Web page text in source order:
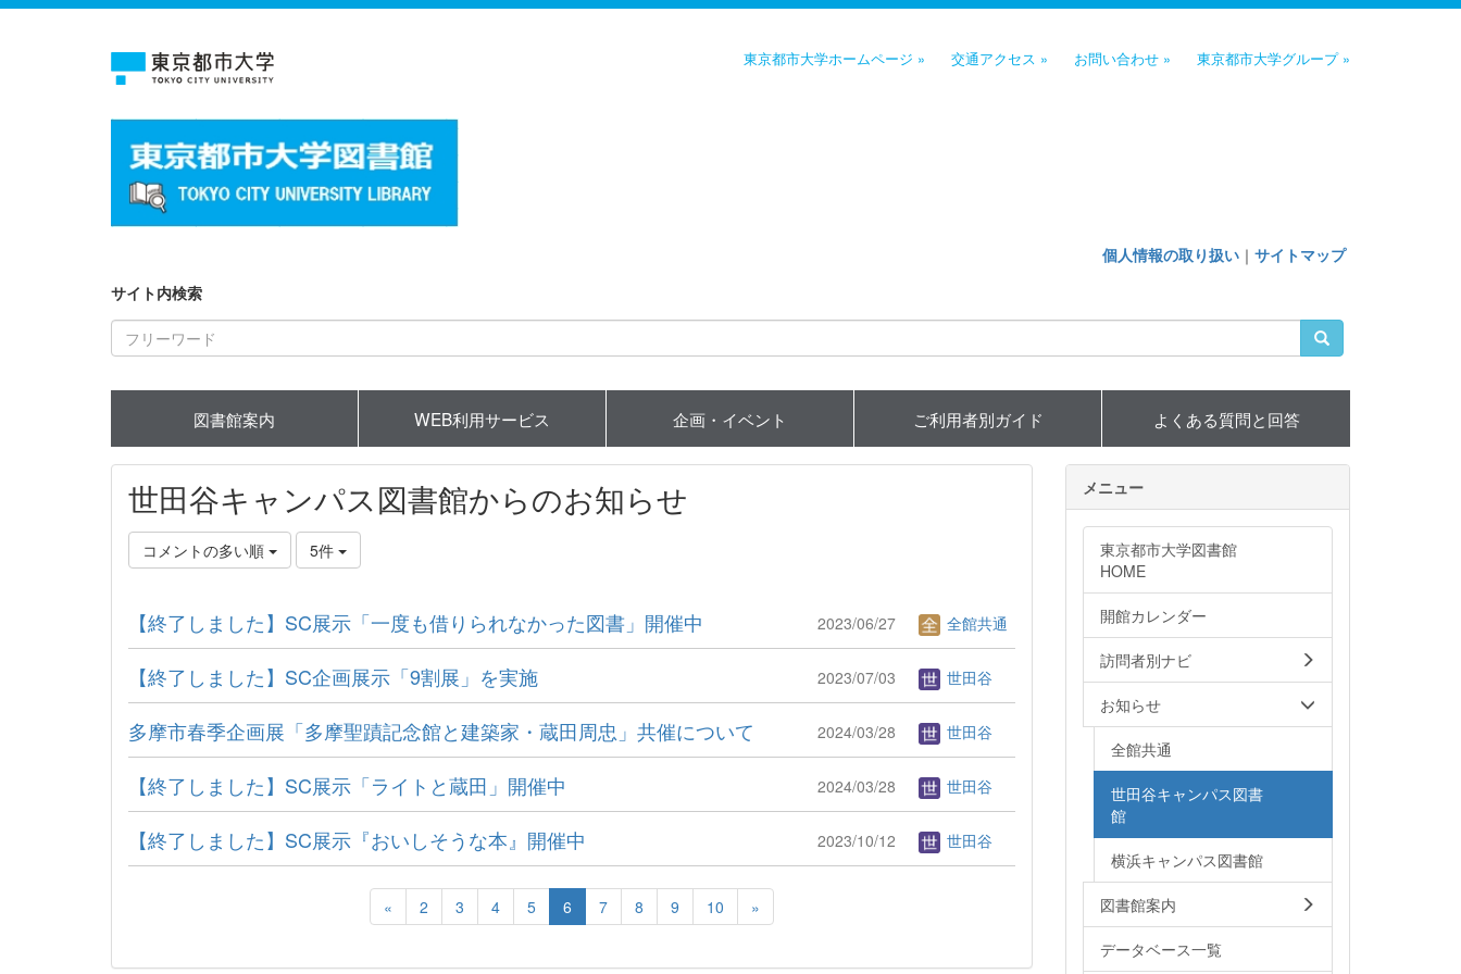
東京都市大学ホームページ » 交通アクセス » お問い合わせ » 東京都市大学グループ »
個人情報の取り扱い ｜ サイトマップ
サイト内検索
図書館案内 WEB利用サービス 企画・イベント ご利用者別ガイド よくある質問と回答
世田谷キャンパス図書館からのお知らせ
コメントの多い順 5件
【終了しました】SC展示「一度も借りられなかった図書」開催中 2023/06/27 全館共通
【終了しました】SC企画展示「9割展」を実施 2023/07/03 世田谷
多摩市春季企画展「多摩聖蹟記念館と建築家・蔵田周忠」共催について 2024/03/28 世田谷
【終了しました】SC展示「ライトと蔵田」開催中 2024/03/28 世田谷
【終了しました】SC展示『おいしそうな本』開催中 2023/10/12 世田谷
« 2 3 4 5 6 7 8 9 10 »
メニュー
東京都市大学図書館
HOME
開館カレンダー
訪問者別ナビ
お知らせ
全館共通
世田谷キャンパス図書
館
横浜キャンパス図書館
図書館案内
データベース一覧